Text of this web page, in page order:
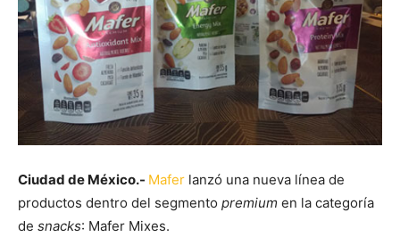
Ciudad de México.- Mafer lanzó una nueva línea de
productos dentro del segmento premium en la categoría
de snacks: Mafer Mixes.